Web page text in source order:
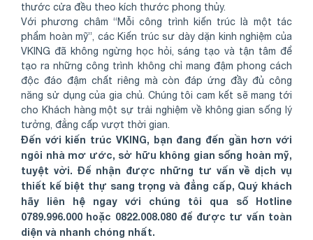
thước cửa đều theo kích thước phong thủy.
Với phương châm “Mỗi công trình kiến trúc là một tác
phẩm hoàn mỹ”, các Kiến trúc sư dày dặn kinh nghiệm của
VKING đã không ngừng học hỏi, sáng tạo và tận tâm để
tạo ra những công trình không chỉ mang đậm phong cách
độc đáo đậm chất riêng mà còn đáp ứng đầy đủ công
năng sử dụng của gia chủ. Chúng tôi cam kết sẽ mang tới
cho Khách hàng một sự trải nghiệm về không gian sống lý
tưởng, đẳng cấp vượt thời gian.
Đến với kiến trúc VKING, bạn đang đến gần hơn với
ngôi nhà mơ ước, sở hữu không gian sống hoàn mỹ,
tuyệt vời. Để nhận được những tư vấn về dịch vụ
thiết kế biệt thự sang trọng và đẳng cấp, Quý khách
hãy liên hệ ngay với chúng tôi qua số Hotline
0789.996.000 hoặc 0822.008.080 để được tư vấn toàn
diện và nhanh chóng nhất.